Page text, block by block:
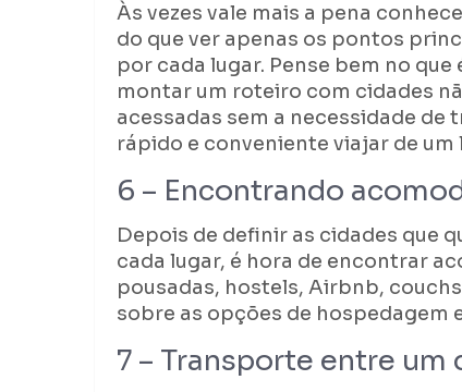
Às vezes vale mais a pena
do que ver apenas os pontos
por cada lugar. Pense bem no
montar um roteiro com cidades
acessadas sem a necessidade
rápido e conveniente viajar de um
6 – Encontrando
Depois de definir as cidades que
cada lugar, é hora de encontrar
pousadas, hostels, Airbnb,
sobre as opções de hospedagem
7 – Transporte entre